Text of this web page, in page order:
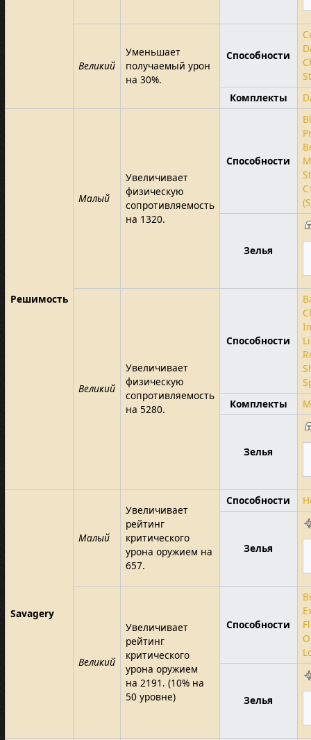
Великий
Уменьшает
получаемый урон
на 30%.
Способности
Комплекты
Решимость
Малый
Увеличивает
физическую
сопротивляемость
на 1320.
Способности
Зелья
Великий
Увеличивает
физическую
сопротивляемость
на 5280.
Способности
Комплекты
Зелья
Savagery
Малый
Увеличивает
рейтинг
критического
урона оружием на
657.
Способности
Зелья
Великий
Увеличивает
рейтинг
критического
урона оружием
на 2191. (10% на
50 уровне)
Способности
Зелья